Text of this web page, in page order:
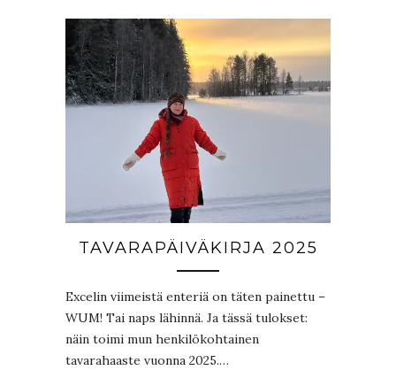
TAVARAPÄIVÄKIRJA 2025
Excelin viimeistä enteriä on täten painettu –
WUM! Tai naps lähinnä. Ja tässä tulokset:
näin toimi mun henkilökohtainen
tavarahaaste vuonna 2025.…